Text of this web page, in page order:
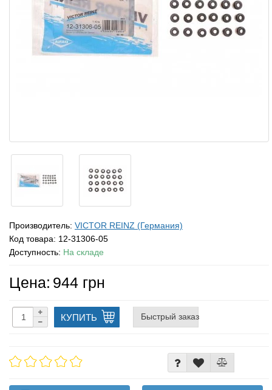
Производитель: VICTOR REINZ (Германия)
Код товара: 12-31306-05
Доступность: На складе
Цена: 944 грн
КУПИТЬ Быстрый заказ